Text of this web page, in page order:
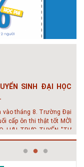
và môi trường đô thị
hạ tầng và môi trường
SINH ĐẠI HỌC
vào tháng 8. Trường Đại
cấp ôn thi thật tốt MỜI
LƯU TRỰC TUYẾN "TƯ
và Môi trường đô